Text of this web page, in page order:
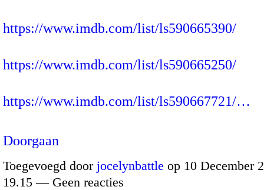
https://www.imdb.com/list/ls590665390/
https://www.imdb.com/list/ls590665250/
https://www.imdb.com/list/ls590667721/…
Doorgaan
Toegevoegd door jocelynbattle op 10 December
19.15 — Geen reacties